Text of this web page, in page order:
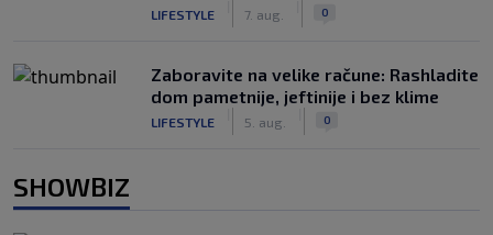
LIFESTYLE 7. aug. 0
Zaboravite na velike račune: Rashladite
dom pametnije, jeftinije i bez klime
LIFESTYLE 5. aug. 0
SHOWBIZ